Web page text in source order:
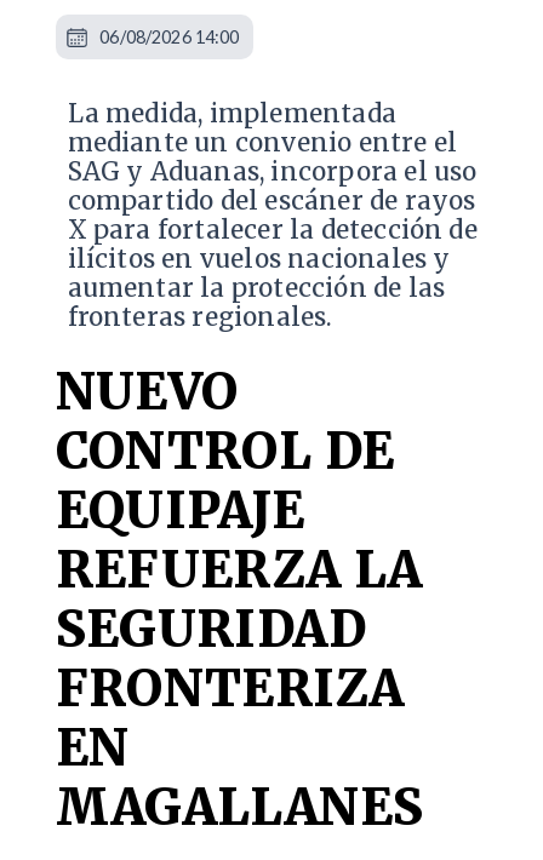
La medida, implementada
mediante un convenio entre el
SAG y Aduanas, incorpora el uso
compartido del escáner de rayos
X para fortalecer la detección de
ilícitos en vuelos nacionales y
aumentar la protección de las
fronteras regionales.
NUEVO
CONTROL DE
EQUIPAJE
REFUERZA LA
SEGURIDAD
FRONTERIZA
EN
MAGALLANES
06/08/2026 14:00